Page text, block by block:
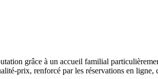
grâce à un accueil familial
prix, renforcé par les réservations en ligne,